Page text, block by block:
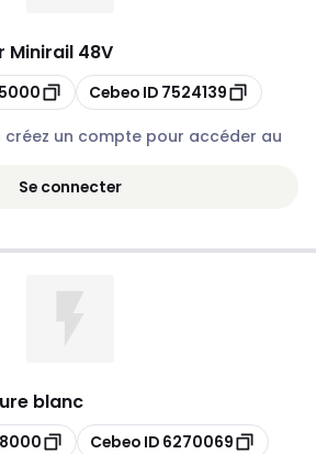
48V
Copier
Cebeo ID 7524139
un compte pour accéder au
Se connecter
blanc
Copier
Cebeo ID 6270069